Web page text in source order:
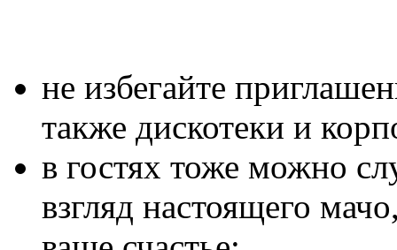
не избегайте
также дискотеки и
в гостях тоже можно
взгляд настоящего